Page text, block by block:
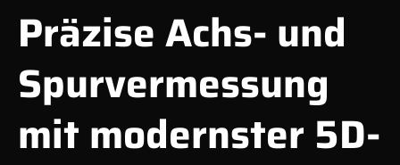
Präzise Achs- und
Spurvermessung
mit modernster 5D-